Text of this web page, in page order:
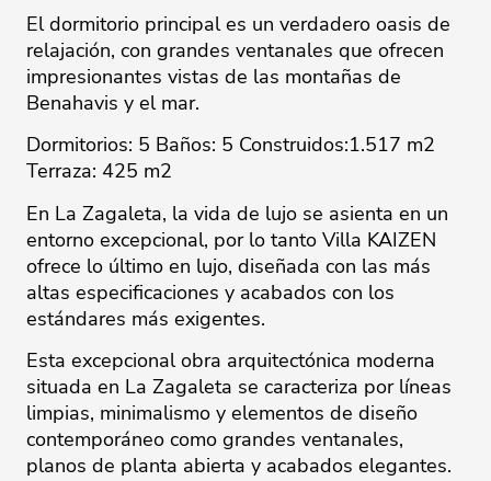
El dormitorio principal es un verdadero oasis de
relajación, con grandes ventanales que ofrecen
impresionantes vistas de las montañas de
Benahavis y el mar.
Dormitorios: 5 Baños: 5 Construidos:1.517 m2
Terraza: 425 m2
En La Zagaleta, la vida de lujo se asienta en un
entorno excepcional, por lo tanto Villa KAIZEN
ofrece lo último en lujo, diseñada con las más
altas especificaciones y acabados con los
estándares más exigentes.
Esta excepcional obra arquitectónica moderna
situada en La Zagaleta se caracteriza por líneas
limpias, minimalismo y elementos de diseño
contemporáneo como grandes ventanales,
planos de planta abierta y acabados elegantes.